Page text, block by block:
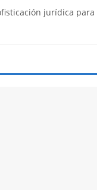
jurídica para